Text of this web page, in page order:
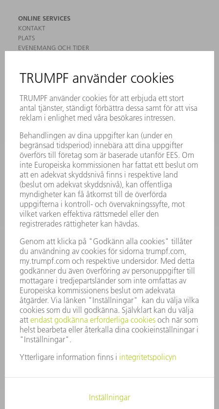
ONLINE SERVICES
KONTAKT
PLATS
EVENEMANG OCH TIDER
SÄKERHETSDATABLAD
MASKINER & SYSTEM
LASER
KRAFTELEKTRONIK
SMART FACTORY
MJUKVARA
SERVICES
TILLÄMPNINGAR
BRANSCHER
FÖRETAG
KARRIÄR
LEDIGA TJÄNSTER
FÖRETAGSPROFIL
STYRELSE
FÖRETAGSPRINCIPER
ÖVERENSSTÄMMELSE
RÅDGIVARSYSTEM
SECURITY
PRESSMEDDELANDEN
MAGASIN
HÅLLBARHET
MILJÖ & KLIMAT
SOCIALT & SAMHÄLLE
FÖRETAGSMANAGEMENT